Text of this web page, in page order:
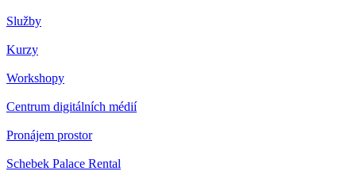
Služby
Kurzy
Workshopy
Centrum digitálních médií
Pronájem prostor
Schebek Palace Rental